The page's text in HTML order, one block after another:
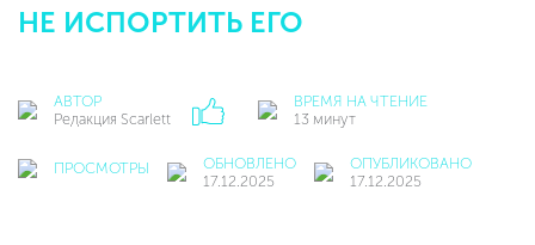
НЕ ИСПОРТИТЬ ЕГО
АВТОР
Редакция Scarlett
ВРЕМЯ НА ЧТЕНИЕ
13 минут
ПРОСМОТРЫ
ОБНОВЛЕНО
17.12.2025
ОПУБЛИКОВАНО
17.12.2025